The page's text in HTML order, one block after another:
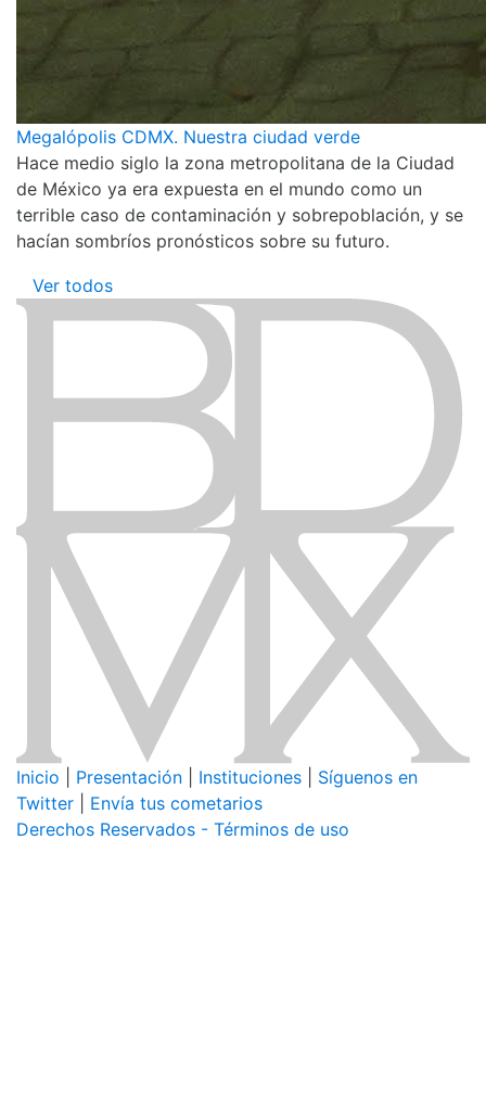
Megalópolis CDMX. Nuestra ciudad verde
Hace medio siglo la zona metropolitana de la Ciudad
de México ya era expuesta en el mundo como un
terrible caso de contaminación y sobrepoblación, y se
hacían sombríos pronósticos sobre su futuro.
Ver todos
Inicio Presentación Instituciones
Síguenos en
Twitter
Envía tus cometarios
Derechos Reservados - Términos de uso